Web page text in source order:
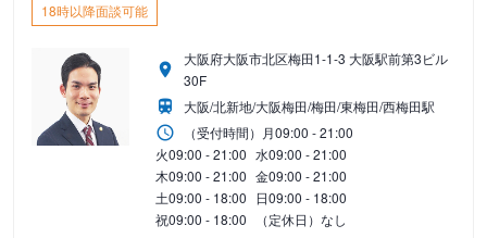
18時以降面談可能
大阪府大阪市北区梅田1-1-3 大阪駅前第3ビル
30F
大阪/北新地/大阪梅田/梅田/東梅田/西梅田駅
（受付時間） 月09:00 - 21:00
火09:00 - 21:00 水09:00 - 21:00
木09:00 - 21:00 金09:00 - 21:00
土09:00 - 18:00 日09:00 - 18:00
祝09:00 - 18:00 （定休日）なし